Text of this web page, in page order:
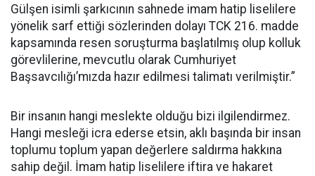
Gülşen isimli şarkıcının sahnede imam hatip liselilere
yönelik sarf ettiği sözlerinden dolayı TCK 216. madde
kapsamında resen soruşturma başlatılmış olup kolluk
görevlilerine, mevcutlu olarak Cumhuriyet
Başsavcılığı’mızda hazır edilmesi talimatı verilmiştir.”
Bir insanın hangi meslekte olduğu bizi ilgilendirmez.
Hangi mesleği icra ederse etsin, aklı başında bir insan
toplumu toplum yapan değerlere saldırma hakkına
sahip değil. İmam hatip liselilere iftira ve hakaret